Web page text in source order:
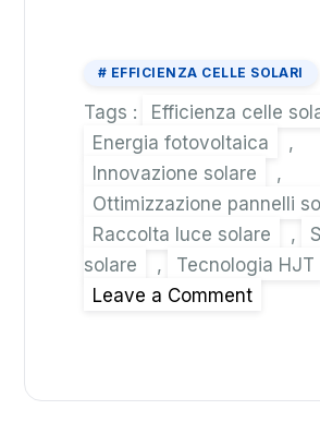
EFFICIENZA CELLE SOLARI
Tags : Efficienza celle
Energia fotovoltaica
,
Innovazione solare
,
Ottimizzazione pannelli
Raccolta luce solare
,
solare
,
Tecnologia HJT
Leave a Comment